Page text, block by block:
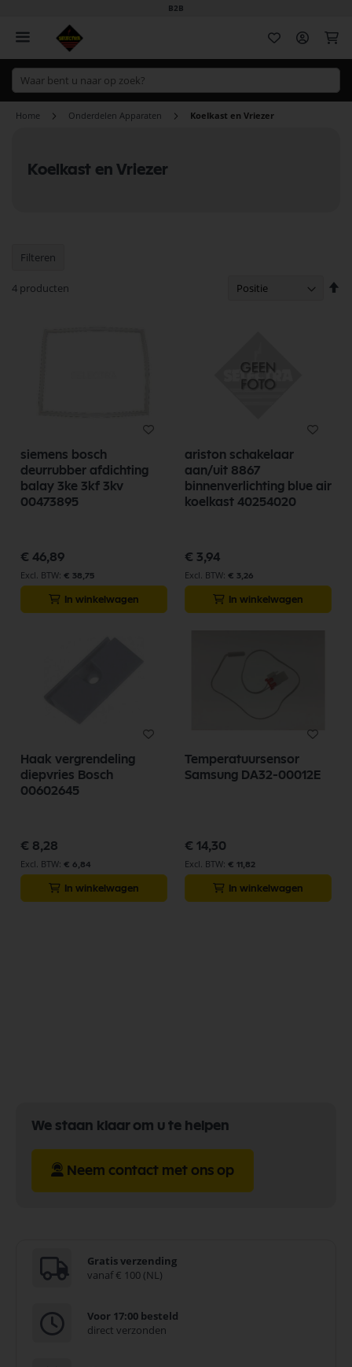
B2B
Home Onderdelen Apparaten Koelkast en Vriezer
Koelkast en Vriezer
4 producten
siemens bosch
deurrubber afdichting
balay 3ke 3kf 3kv
00473895
€ 46,89
€ 38,75
In winkelwagen
ariston schakelaar
aan/uit 8867
binnenverlichting blue air
koelkast 40254020
€ 3,94
€ 3,26
In winkelwagen
Haak vergrendeling
diepvries Bosch
00602645
€ 8,28
€ 6,84
In winkelwagen
Temperatuursensor
Samsung DA32-00012E
€ 14,30
€ 11,82
In winkelwagen
Filteren
We staan klaar om u te helpen
Neem contact met ons op
Gratis verzending
vanaf € 100 (NL)
Voor 17:00 besteld
direct verzonden